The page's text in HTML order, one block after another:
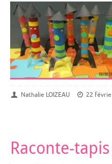
Nathalie LOIZEAU 22
Raconte-tapis